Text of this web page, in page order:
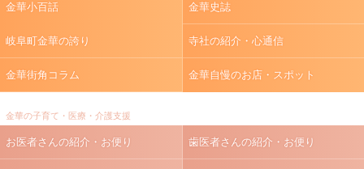
金華小百話 金華史誌
岐阜町金華の誇り 寺社の紹介・心通信
金華街角コラム 金華自慢のお店・スポット
金華の子育て・医療・介護支援
お医者さんの紹介・お便り 歯医者さんの紹介・お便り